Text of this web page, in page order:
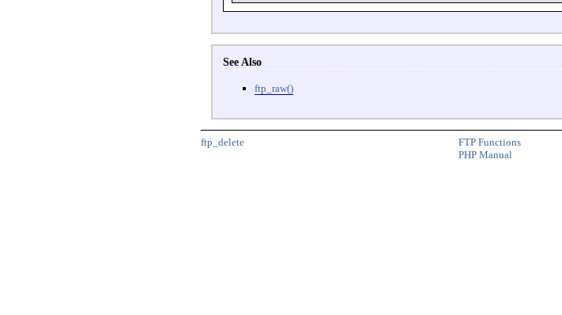
See Also
ftp_raw()
ftp_delete
FTP Functions
PHP Manual